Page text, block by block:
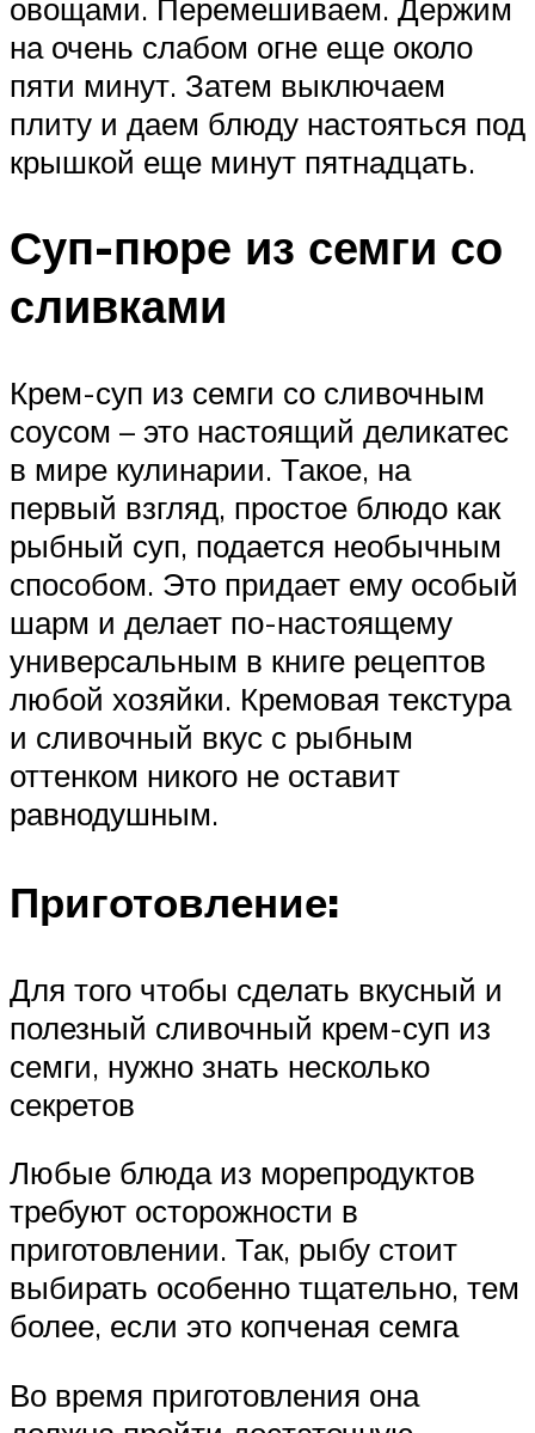
овощами. Перемешиваем. Держим
на очень слабом огне еще около
пяти минут. Затем выключаем
плиту и даем блюду настояться под
крышкой еще минут пятнадцать.
Суп-пюре из семги со
сливками
Крем-суп из семги со сливочным
соусом – это настоящий деликатес
в мире кулинарии. Такое, на
первый взгляд, простое блюдо как
рыбный суп, подается необычным
способом. Это придает ему особый
шарм и делает по-настоящему
универсальным в книге рецептов
любой хозяйки. Кремовая текстура
и сливочный вкус с рыбным
оттенком никого не оставит
равнодушным.
Приготовление:
Для того чтобы сделать вкусный и
полезный сливочный крем-суп из
семги, нужно знать несколько
секретов
Любые блюда из морепродуктов
требуют осторожности в
приготовлении. Так, рыбу стоит
выбирать особенно тщательно, тем
более, если это копченая семга
Во время приготовления она